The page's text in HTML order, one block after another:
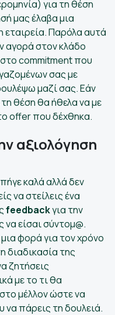
για τη θέση
μας έλαβα μια
Παρόλα αυτά
αγορά στον κλάδο
commitment που
σας με
μαζί σας. Εάν
θέση θα ήθελα να με
offer που δέχθηκα.
αξιολόγηση
καλά αλλά δεν
να στείλεις ένα
feedbackγια την
να είσαι σύντομ@.
φορά για τον χρόνο
διαδικασία της
ζητήσεις
με το τι θα
μέλλον ώστε να
να πάρεις τη δουλειά.